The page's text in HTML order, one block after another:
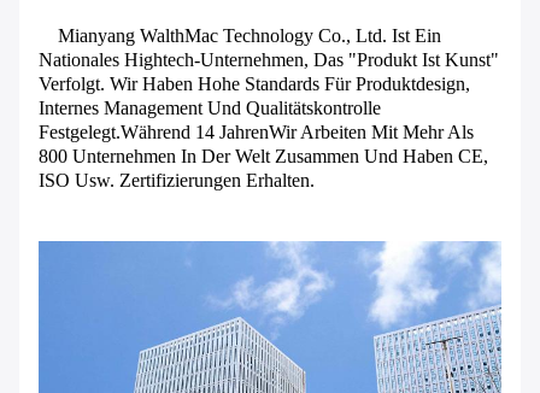
Mianyang WalthMac Technology Co., Ltd. Ist Ein
Nationales Hightech-Unternehmen, Das "Produkt Ist Kunst"
Verfolgt. Wir Haben Hohe Standards Für Produktdesign,
Internes Management Und Qualitätskontrolle
Festgelegt.Während 14 JahrenWir Arbeiten Mit Mehr Als
800 Unternehmen In Der Welt Zusammen Und Haben CE,
ISO Usw. Zertifizierungen Erhalten.